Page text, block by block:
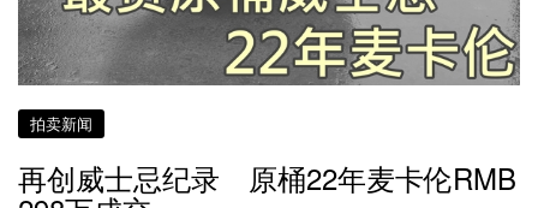
拍卖新闻
再创威士忌纪录 原桶22年麦卡伦RMB